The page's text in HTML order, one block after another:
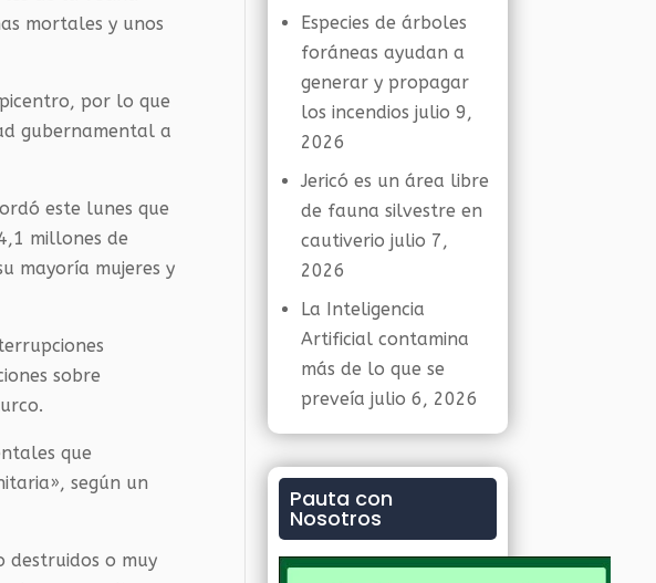
mortales y unos
por lo que
gubernamental a
este lunes que
millones de
mayoría mujeres y
sobre
que
según un
destruidos o muy
Especies de árboles
foráneas ayudan a
generar y propagar
los incendios julio 9,
2026
Jericó es un área libre
de fauna silvestre en
cautiverio julio 7,
2026
La Inteligencia
Artificial contamina
más de lo que se
preveía julio 6, 2026
Pauta con
Nosotros